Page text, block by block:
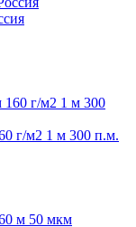
г/м2 1 м 300 п.м.